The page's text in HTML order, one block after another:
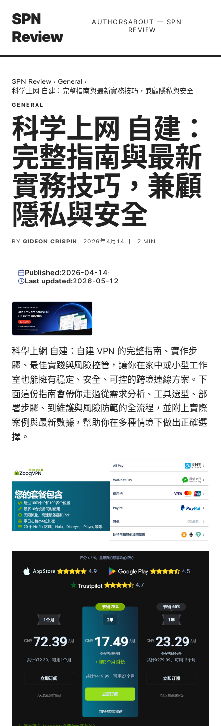
SPN
Review
AUTHORSABOUT — SPN
REVIEW
SPN Review › General ›
科学上网 自建：完整指南與最新實務技巧，兼顧隱私與安全
GENERAL
科学上网 自建：
完整指南與最新
實務技巧，兼顧
隱私與安全
BY GIDEON CRISPIN · 2026年4月14日 · 2 MIN
Published:2026-04-14·
Last updated:2026-05-12
科學上網 自建：自建 VPN 的完整指南、實作步
驟、最佳實踐與風險控管，讓你在家中或小型工作
室也能擁有穩定、安全、可控的跨境連線方案。下
面這份指南會帶你走過從需求分析、工具選型、部
署步驟、到維護與風險防範的全流程，並附上實際
案例與最新數據，幫助你在多種情境下做出正確選
擇。